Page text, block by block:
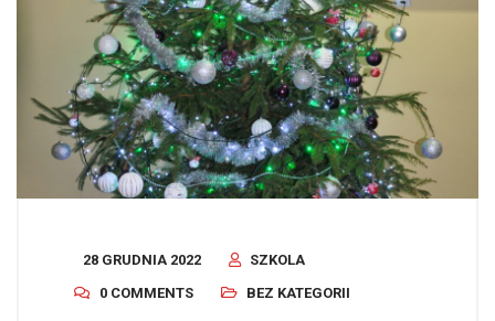
28 GRUDNIA 2022
SZKOLA
0 COMMENTS
BEZ KATEGORII